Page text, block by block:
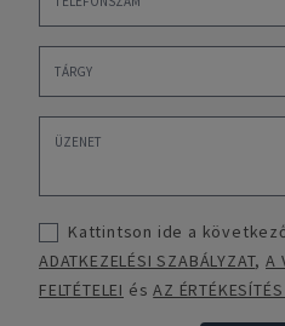
Kattintson ide a
ADATKEZELÉSI SZABÁLYZAT,A
FELTÉTELEI ésAZ ÉRTÉKESÍTÉS